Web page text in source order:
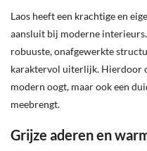
Laos heeft een krachtige en
aansluit bij moderne
robuuste, onafgewerkte
karaktervol uiterlijk. Hierdoor
modern oogt, maar ook een
meebrengt.
Grijze aderen en